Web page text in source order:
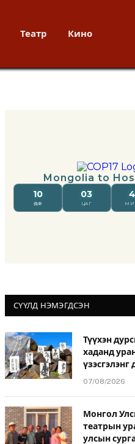
Театр Кино
СҮҮЛД НЭМЭГДСЭН
Түүхэн
хаданд
үзэсгэлэнг
07/08/2026
Монгол
театрын
улсын